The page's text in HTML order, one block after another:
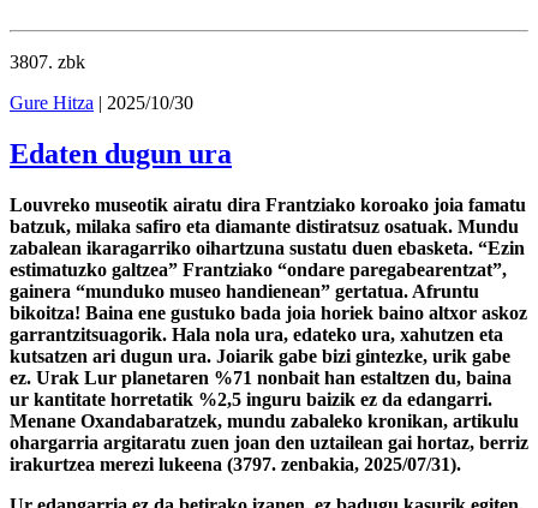
3807. zbk
Gure Hitza | 2025/10/30
Edaten dugun ura
Louvreko museotik airatu dira Frantziako koroako joia famatu
batzuk, milaka safiro eta diamante distiratsuz osatuak. Mundu
zabalean ikaragarriko oihartzuna sustatu duen ebasketa. “Ezin
estimatuzko galtzea” Frantziako “ondare paregabearentzat”,
gainera “munduko museo handienean” gertatua. Afruntu
bikoitza! Baina ene gustuko bada joia horiek baino altxor askoz
garrantzitsuagorik. Hala nola ura, edateko ura, xahutzen eta
kutsatzen ari dugun ura. Joiarik gabe bizi gintezke, urik gabe
ez. Urak Lur planetaren %71 nonbait han estaltzen du, baina
ur kantitate horretatik %2,5 inguru baizik ez da edangarri.
Menane Oxandabaratzek, mundu zabaleko kronikan, artikulu
ohargarria argitaratu zuen joan den uztailean gai hortaz, berriz
irakurtzea merezi lukeena (3797. zenbakia, 2025/07/31).